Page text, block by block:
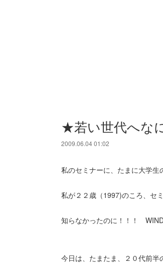
★若い世代へな
2009.06.04 01:02
私のセミナーに、たまに大学生
私が２２歳（1997)のころ、セ
知らなかったのに！！！
今日は、たまたま、２０代前半